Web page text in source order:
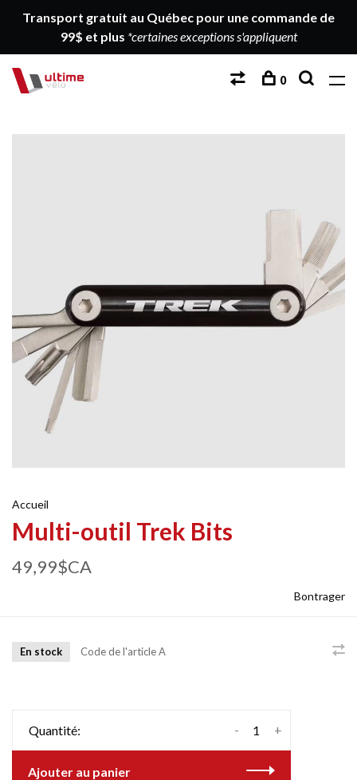
Transport gratuit au Québec pour une commande de
99$ et plus *certaines exceptions s'appliquent
0
Accueil
Multi-outil Trek Bits
49,99$CA
Bontrager
En stock Code de l'articleA
Quantité: +
-
Ajouter au panier